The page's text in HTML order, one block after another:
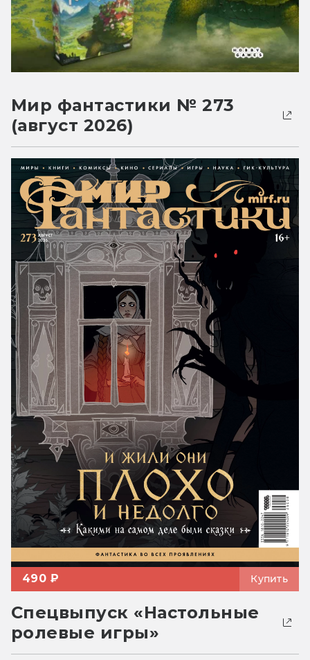
Мир фантастики № 273
(август 2026)
490 ₽ Купить
Спецвыпуск «Настольные
ролевые игры»